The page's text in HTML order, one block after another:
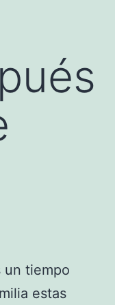
un tiempo
estas